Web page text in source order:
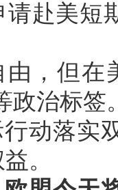
请赴美短
由，但在
政治标
动落实
。